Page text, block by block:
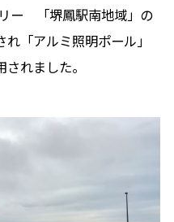
ー 「堺鳳駅南地域」の
「アルミ照明ポール」
れました。